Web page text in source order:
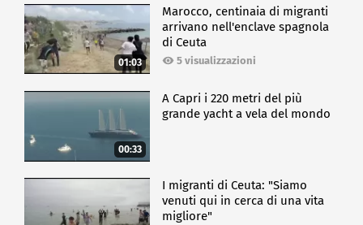
01:03
Marocco, centinaia di migranti
arrivano nell'enclave spagnola
di Ceuta
5 visualizzazioni
00:33
A Capri i 220 metri del più
grande yacht a vela del mondo
I migranti di Ceuta: "Siamo
venuti qui in cerca di una vita
migliore"